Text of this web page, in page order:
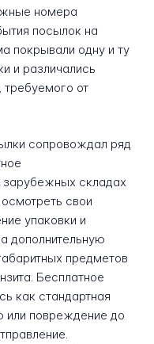
номера
посылок на
покрывали одну и ту
и различались
требуемого от
сопровождал ряд
складах
свои
упаковки и
дополнительную
предметов
Бесплатное
как стандартная
повреждение до